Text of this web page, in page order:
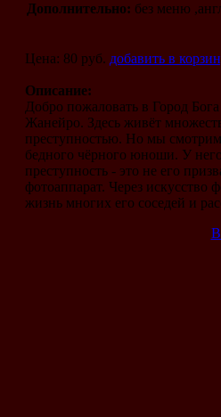
Дополнительно: без меню
Цена: 80 руб. добавить в
Описание:
Добро пожаловать в Город
Жанейро. Здесь живёт
преступностью. Но мы
бедного чёрного юноши. У
преступность - это не его
фотоаппарат. Через
жизнь многих его соседей и